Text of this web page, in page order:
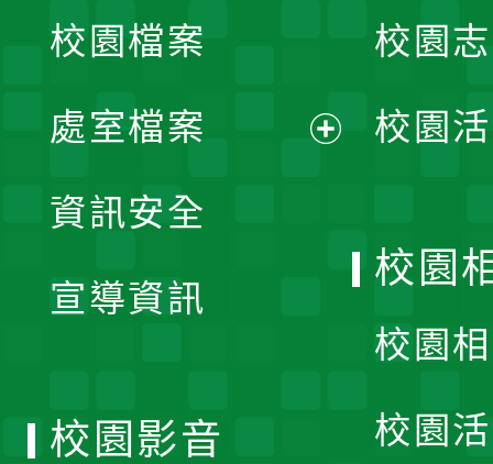
單
校園檔案
處室檔案
資訊安全
宣導資訊
校園
校園
校園
校園
校園
校園影音